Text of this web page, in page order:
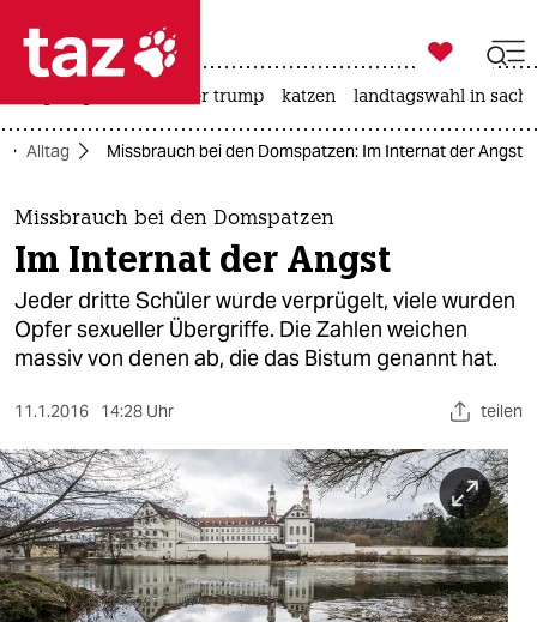
 taz zahl ich
taz zahl ich
themen
politik
öko
sport
berlin
nord

taz zahl ich
usa unter trump katzen landtagswahl in
Alltag Missbrauch bei den Domspatzen: Im Internat der Angst
Missbrauch bei den Domspatzen
Im Internat der Angst
Jeder dritte Schüler wurde verprügelt, viele wurden
Opfer sexueller Übergriffe. Die Zahlen weichen
massiv von denen ab, die das Bistum genannt hat.
11.1.2016 14:28 Uhr teilen